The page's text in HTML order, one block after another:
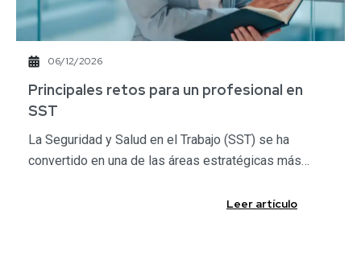
06/12/2026
Principales retos para un profesional en
SST​
La Seguridad y Salud en el Trabajo (SST) se ha
convertido en una de las áreas estratégicas más…
Leer artículo